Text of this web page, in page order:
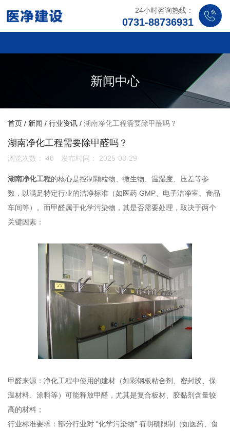
24小时咨询热线：
0731-88736931
新闻中心
首页 / 新闻 / 行业资讯 / 湖南净化工程需要除甲醛吗？
湖南净化工程需要除甲醛吗？
浏览次数： 48 发布时间： 2025-08-29
湖南净化工程的核心是控制颗粒物、微生物、温湿度、压差等参
数，以满足特定行业的洁净标准（如医药 GMP、电子洁净室、食品
车间等）。而甲醛属于化学污染物，其是否需要处理，取决于两个
关键因素：
甲醛来源：净化工程中使用的建材（如彩钢板粘合剂、密封胶、保
温材料、涂料等）可能释放甲醛，尤其是复合板材、胶黏剂含量较
高的材料；
行业标准要求：部分行业对 “化学污染物” 有明确限制（如医药、食